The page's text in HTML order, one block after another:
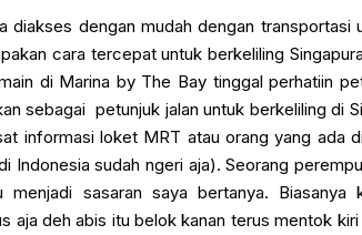
diakses dengan mudah dengan transportasi
cara tercepat untuk berkeliling
di Marina by The Bay tinggal perhatiin
sebagai petunjuk jalan untuk berkeliling di
informasi loket MRT atau orang yang ada
Indonesia sudah ngeri aja). Seorang
menjadi sasaran saya bertanya.
aja deh abis itu belok kanan terus mentok